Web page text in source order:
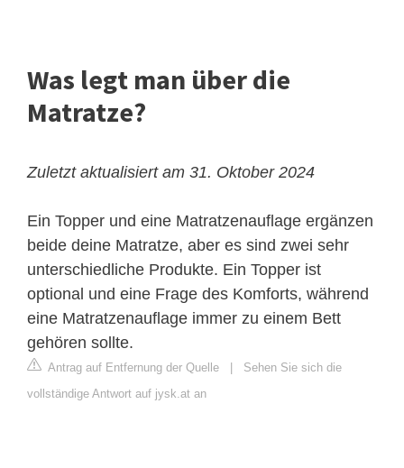
Was legt man über die
Matratze?
Zuletzt aktualisiert am 31. Oktober 2024
Ein Topper und eine Matratzenauflage ergänzen
beide deine Matratze, aber es sind zwei sehr
unterschiedliche Produkte. Ein Topper ist
optional und eine Frage des Komforts, während
eine Matratzenauflage immer zu einem Bett
gehören sollte.
Antrag auf Entfernung der Quelle
Sehen Sie sich die
vollständige Antwort auf jysk.at an